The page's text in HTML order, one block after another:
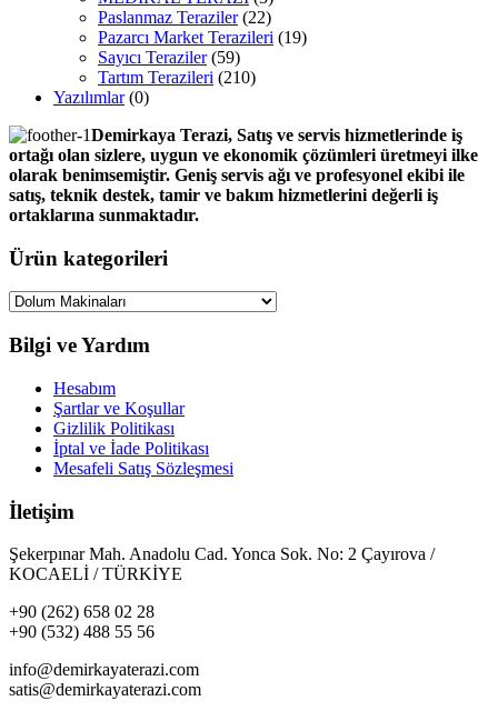
Paslanmaz Teraziler (22)
Pazarcı Market Terazileri (19)
Sayıcı Teraziler (59)
Tartım Terazileri (210)
Yazılımlar (0)
Demirkaya Terazi, Satış ve servis hizmetlerinde iş
ortağı olan sizlere, uygun ve ekonomik çözümleri üretmeyi ilke
olarak benimsemiştir. Geniş servis ağı ve profesyonel ekibi ile
satış, teknik destek, tamir ve bakım hizmetlerini değerli iş
ortaklarına sunmaktadır.
Ürün kategorileri
Bilgi ve Yardım
Hesabım
Şartlar ve Koşullar
Gizlilik Politikası
İptal ve İade Politikası
Mesafeli Satış Sözleşmesi
İletişim
Şekerpınar Mah. Anadolu Cad. Yonca Sok. No: 2 Çayırova /
KOCAELİ / TÜRKİYE
+90 (262) 658 02 28
+90 (532) 488 55 56
info@demirkayaterazi.com
satis@demirkayaterazi.com